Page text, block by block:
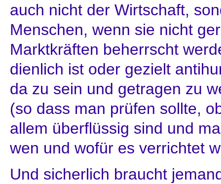
auch nicht der Wirtschaft,
Menschen, wenn sie nicht
Marktkräften beherrscht
dienlich ist oder gezielt
da zu sein und getragen zu
(so dass man prüfen sollte,
allem überflüssig sind und
wen und wofür es verrichtet
Und sicherlich braucht